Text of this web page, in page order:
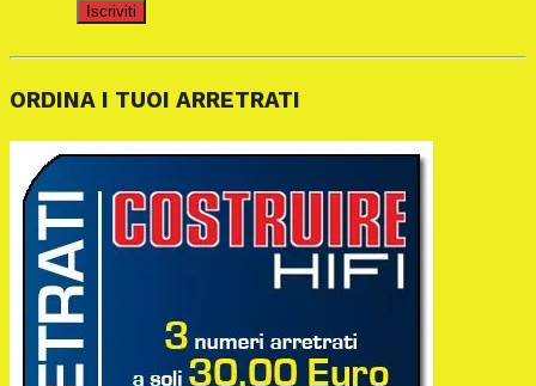
Iscriviti
ORDINA I TUOI ARRETRATI